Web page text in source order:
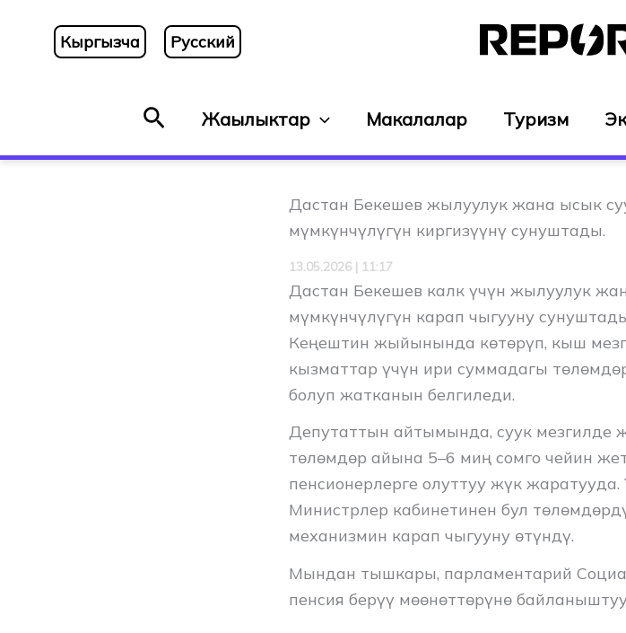
content
Кыргызча Русский
SearchЖаңылыктар Макалалар Туризм
Дастан Бекешев жылуулук жана ысык
мүмкүнчүлүгүн киргизүүнү сунуштады.
13.05.2026 | 11:17
Дастан Бекешев калк үчүн жылуулук
мүмкүнчүлүгүн карап чыгууну
Кеңештин жыйынында көтөрүп, кыш
кызматтар үчүн ири суммадагы
болуп жатканын белгиледи.
Депутаттын айтымында, суук мезгилде
төлөмдөр айына 5–6 миң сомго чейин
пенсионерлерге олуттуу жүк
Министрлер кабинетинен бул
механизмин карап чыгууну өтүндү.
Мындан тышкары, парламентарий
пенсия берүү мөөнөттөрүнө